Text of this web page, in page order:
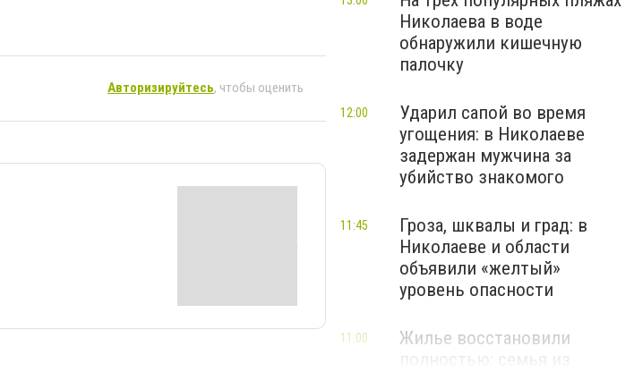
Авторизируйтесь, чтобы оценить
Николаева в воде
обнаружили кишечную
палочку
Ударил сапой во время
угощения: в Николаеве
задержан мужчина за
убийство знакомого
12:00
Гроза, шквалы и град: в
Николаеве и области
объявили «желтый»
уровень опасности
11:45
Жилье восстановили
11:00